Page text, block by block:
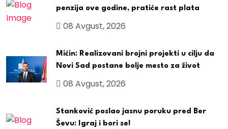
penzija ove godine, pratiće rast plata
08 Avgust, 2026
Mićin: Realizovani brojni projekti u cilju da
Novi Sad postane bolje mesto za život
08 Avgust, 2026
Stanković poslao jasnu poruku pred Ber
Ševu: Igraj i bori se!